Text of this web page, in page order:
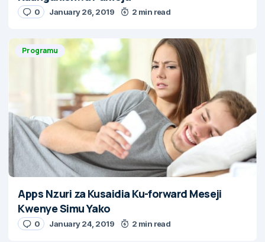
0 January 26, 2019 2 min read
Programu
Apps Nzuri za Kusaidia Ku-forward Meseji
Kwenye Simu Yako
0 January 24, 2019 2 min read